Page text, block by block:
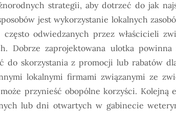
strategii, aby dotrzeć do jak
jest wykorzystanie lokalnych
odwiedzanych przez właścicieli
Dobrze zaprojektowana ulotka powinna
do skorzystania z promocji lub rabatów
lokalnymi firmami związanymi ze
przynieść obopólne korzyści. Kolejną
lub dni otwartych w gabinecie